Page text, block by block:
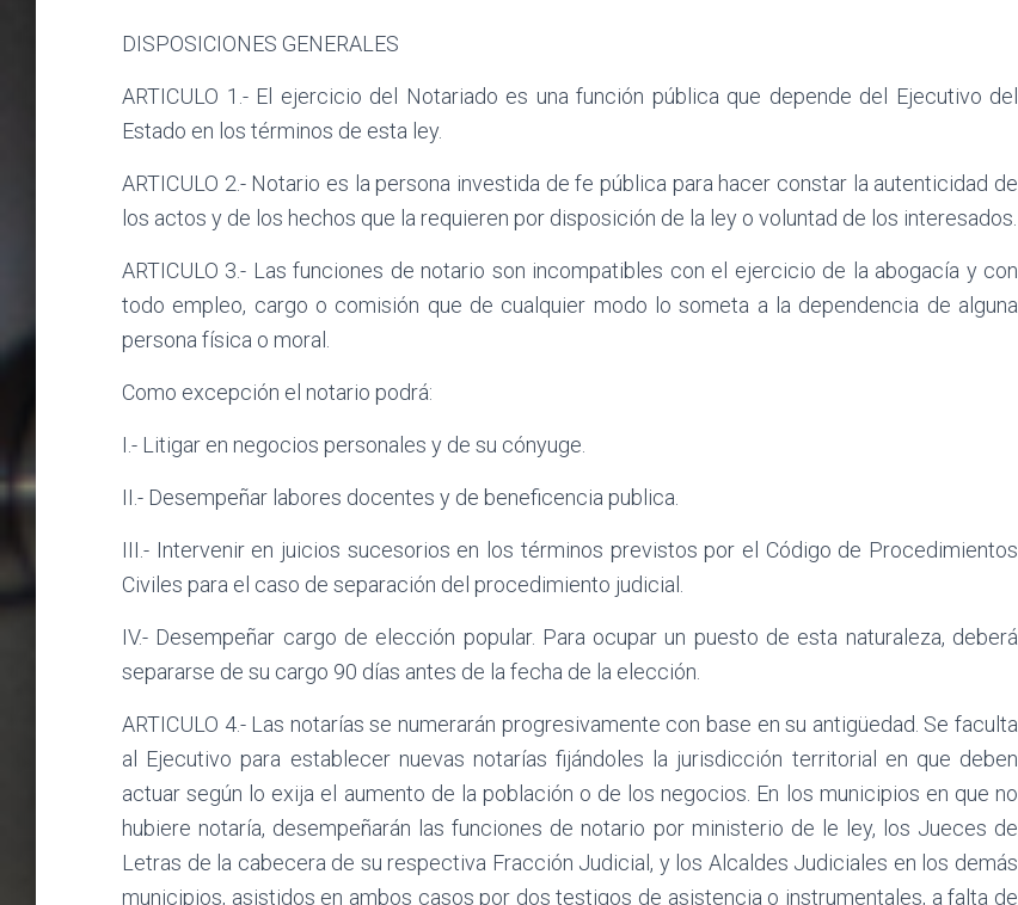
DISPOSICIONES GENERALES
ARTICULO 1.- El ejercicio del Notariado es una función pública que depende del Ejecutivo del
Estado en los términos de esta ley.
ARTICULO 2.- Notario es la persona investida de fe pública para hacer constar la autenticidad de
los actos y de los hechos que la requieren por disposición de la ley o voluntad de los interesados.
ARTICULO 3.- Las funciones de notario son incompatibles con el ejercicio de la abogacía y con
todo empleo, cargo o comisión que de cualquier modo lo someta a la dependencia de alguna
persona física o moral.
Como excepción el notario podrá:
I.- Litigar en negocios personales y de su cónyuge.
II.- Desempeñar labores docentes y de beneficencia publica.
III.- Intervenir en juicios sucesorios en los términos previstos por el Código de Procedimientos
Civiles para el caso de separación del procedimiento judicial.
IV.- Desempeñar cargo de elección popular. Para ocupar un puesto de esta naturaleza, deberá
separarse de su cargo 90 días antes de la fecha de la elección.
ARTICULO 4.- Las notarías se numerarán progresivamente con base en su antigüedad. Se faculta
al Ejecutivo para establecer nuevas notarías fijándoles la jurisdicción territorial en que deben
actuar según lo exija el aumento de la población o de los negocios. En los municipios en que no
hubiere notaría, desempeñarán las funciones de notario por ministerio de le ley, los Jueces de
Letras de la cabecera de su respectiva Fracción Judicial, y los Alcaldes Judiciales en los demás
municipios, asistidos en ambos casos por dos testigos de asistencia o instrumentales, a falta de